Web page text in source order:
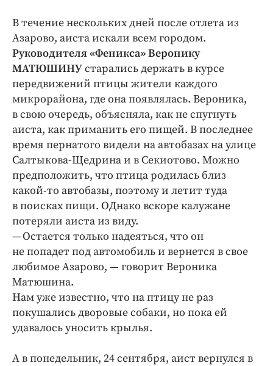
В течение нескольких дней после отлета из
Азарово, аиста искали всем городом.
Руководителя «Феникса» Веронику
МАТЮШИНУстарались держать в курсе
передвижений птицы жители каждого
микрорайона, где она появлялась. Вероника,
в свою очередь, объясняла, как не спугнуть
аиста, как приманить его пищей. В последнее
время пернатого видели на автобазах на улице
Салтыкова-Щедрина и в Секиотово. Можно
предположить, что птица родилась близ
какой-то автобазы, поэтому и летит туда
в поисках пищи. ОДнако вскоре калужане
потеряли аиста из виду.
— Остается только надеяться, что он
не попадет под автомобиль и вернется в свое
любимое Азарово, — говорит Вероника
Матюшина.
Нам уже известно, что на птицу не раз
покушались дворовые собаки, но пока ей
удавалось уносить крылья.
А в понедельник, 24 сентября, аист вернулся в